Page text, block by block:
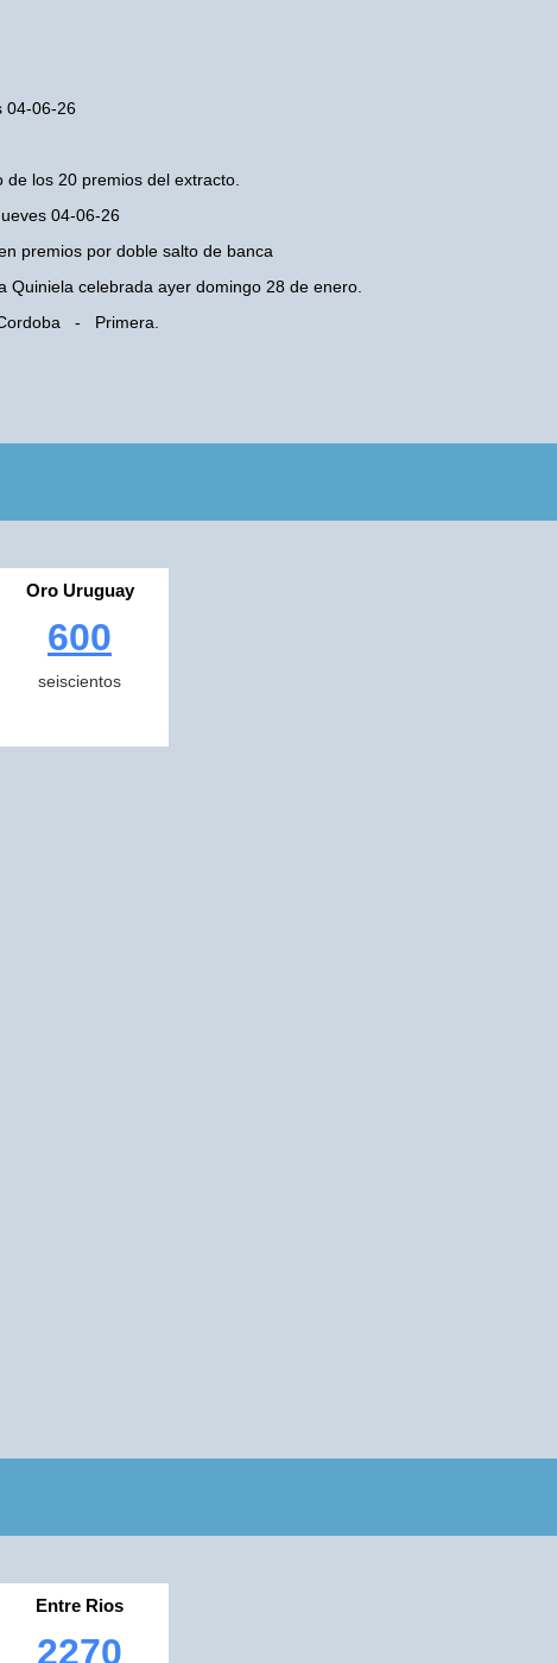
04-06-26
los 20 premios del extracto.
04-06-26
premios por doble salto de banca
celebrada ayer domingo 28 de enero.
- Primera.
Oro Uruguay
600
seiscientos
Entre Rios
2270